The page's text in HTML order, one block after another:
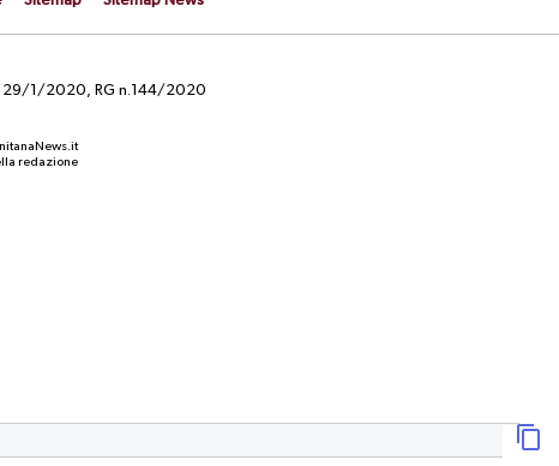
29/1/2020, RG n.144/2020
redazione
CALCIOMERCATO